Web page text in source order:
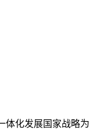
体化发展国家战略为